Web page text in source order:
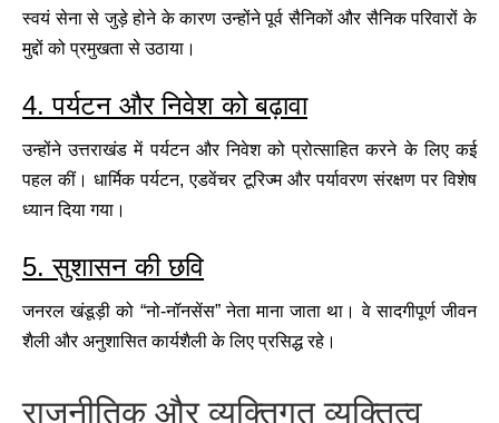
स्वयं सेना से जुड़े होने के कारण उन्होंने पूर्व सैनिकों और सैनिक परिवारों के
मुद्दों को प्रमुखता से उठाया।
4. पर्यटन और निवेश को बढ़ावा
उन्होंने उत्तराखंड में पर्यटन और निवेश को प्रोत्साहित करने के लिए कई
पहल कीं। धार्मिक पर्यटन, एडवेंचर टूरिज्म और पर्यावरण संरक्षण पर विशेष
ध्यान दिया गया।
5. सुशासन की छवि
जनरल खंडूड़ी को “नो-नॉनसेंस” नेता माना जाता था। वे सादगीपूर्ण जीवन
शैली और अनुशासित कार्यशैली के लिए प्रसिद्ध रहे।
राजनीतिक और व्यक्तिगत व्यक्तित्व